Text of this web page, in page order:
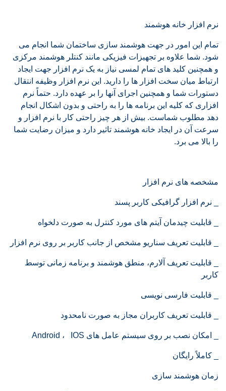
نرم افزار خانه هوشمند
تمام این امور در جهت هوشمند سازی ساختمان شما انجام می
شود. شما علاوه بر تجهیزات فیزیکی مانند کنتلر هوشمند مرکزی
و همچنین کلید های تمام لمسی نیاز به یک نرم افزار جهت ایجاد
ارتباط میان سخت افزار ها را دارید. این نرم افزار وظیفه انتقال
دستورات شما و همچنین اجرای آنها را بر عهده دارد. حتماً نرم
افزاری که کلیه این برنامه ها را به راحتی و بدون اشکال انجام
دهد مطلوب شماست. بیش از هر چیز راحتی کار با نرم افزار و
سرعت آن در ایجاد خانه هوشمند تاثیر دارد و میزان رضایت شما
را بالا می برد.
مشخصه های نرم افزار
_ نرم افزار گرافیکی کاربر پسند
_ قابلیت چیدمان آیتم های مورد کنترل به صورت دلخواه
_ قابلیت تعریف سناریو مشخص از جانب کاربر بر روی نرم افزار
_ قابلیت تعریف آلارم، منطق هوشمند و برنامه زمانی توسط
کاربر
_ قابلیت فارسی نویسی
_ قابلیت تعریف کاربران مجاز به صورت نامحدود
_ امکان نصب بر روی سیستم عامل های Android ، IOS
_ کاملاً رایگان
زمان هوشمند سازی